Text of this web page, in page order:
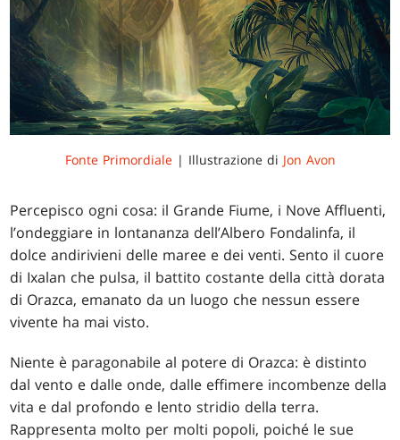
Fonte Primordiale | Illustrazione di Jon Avon
Percepisco ogni cosa: il Grande Fiume, i Nove Affluenti,
l’ondeggiare in lontananza dell’Albero Fondalinfa, il
dolce andirivieni delle maree e dei venti. Sento il cuore
di Ixalan che pulsa, il battito costante della città dorata
di Orazca, emanato da un luogo che nessun essere
vivente ha mai visto.
Niente è paragonabile al potere di Orazca: è distinto
dal vento e dalle onde, dalle effimere incombenze della
vita e dal profondo e lento stridio della terra.
Rappresenta molto per molti popoli, poiché le sue